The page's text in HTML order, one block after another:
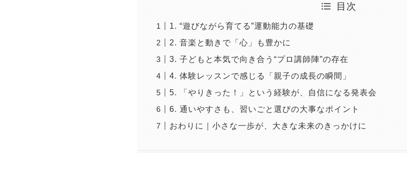
目次
1. “遊びながら育てる”運動能力の基礎
2. 音楽と動きで「心」も豊かに
3. 子どもと本気で向き合う“プロ講師陣”の存在
4. 体験レッスンで感じる「親子の成長の瞬間」
5. 「やりきった！」という経験が、自信になる発表会
6. 通いやすさも、習いごと選びの大事なポイント
おわりに｜小さな一歩が、大きな未来のきっかけに